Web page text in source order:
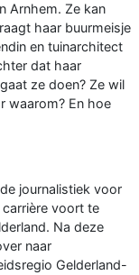
Arnhem. Ze kan
haar buurmeisje
en tuinarchitect
dat haar
ze doen? Ze wil
waarom? En hoe
journalistiek voor
voort te
Na deze
naar
Gelderland-